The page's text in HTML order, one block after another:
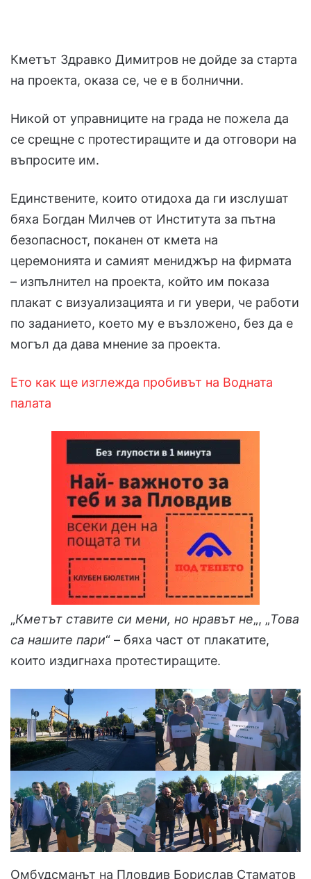
Кметът Здравко Димитров не дойде за старта
на проекта, оказа се, че е в болнични.
Никой от управниците на града не пожела да
се срещне с протестиращите и да отговори на
въпросите им.
Единствените, които отидоха да ги изслушат
бяха Богдан Милчев от Института за пътна
безопасност, поканен от кмета на
церемонията и самият мениджър на фирмата
– изпълнител на проекта, който им показа
плакат с визуализацията и ги увери, че работи
по заданието, което му е възложено, без да е
могъл да дава мнение за проекта.
Ето как ще изглежда пробивът на Водната
палата
„Кметът ставите си мени, но нравът не„, „Това
са нашите пари“ – бяха част от плакатите,
които издигнаха протестиращите.
Омбудсманът на Пловдив Борислав Стаматов